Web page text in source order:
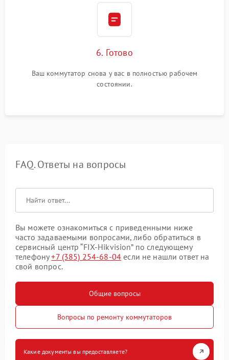
6. Готово
Ваш коммутатор снова у вас в полностью рабочем
состоянии.
FAQ. Ответы на вопросы
Вы можете ознакомиться с приведенными ниже
часто задаваемыми вопросами, либо обратиться в
сервисный центр “FIX-Hikvision” по следующему
телефону+7 (385) 254-68-04 если не нашли ответ на
свой вопрос.
Общие вопросы
Вопросы по ремонту коммутаторов
Какие документы вы предоставляете?